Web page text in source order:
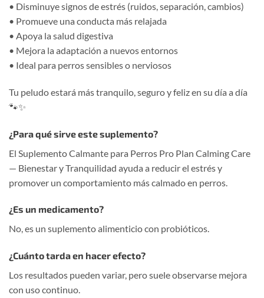
• Disminuye signos de estrés (ruidos, separación, cambios)
• Promueve una conducta más relajada
• Apoya la salud digestiva
• Mejora la adaptación a nuevos entornos
• Ideal para perros sensibles o nerviosos
Tu peludo estará más tranquilo, seguro y feliz en su día a día
🐾✨
¿Para qué sirve este suplemento?
El Suplemento Calmante para Perros Pro Plan Calming Care
— Bienestar y Tranquilidad ayuda a reducir el estrés y
promover un comportamiento más calmado en perros.
¿Es un medicamento?
No, es un suplemento alimenticio con probióticos.
¿Cuánto tarda en hacer efecto?
Los resultados pueden variar, pero suele observarse mejora
con uso continuo.